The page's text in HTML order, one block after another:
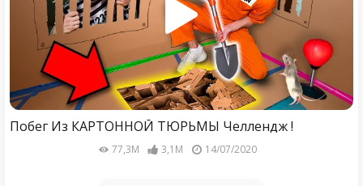
Побег Из КАРТОННОЙ ТЮРЬМЫ Челлендж !
77,3M 3,1M 14/07/2020